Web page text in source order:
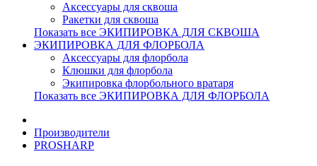
Аксессуары для сквоша
Ракетки для сквоша
Показать все ЭКИПИРОВКА ДЛЯ СКВОША
ЭКИПИРОВКА ДЛЯ ФЛОРБОЛА
Аксессуары для флорбола
Клюшки для флорбола
Экипировка флорбольного вратаря
Показать все ЭКИПИРОВКА ДЛЯ ФЛОРБОЛА
Производители
PROSHARP